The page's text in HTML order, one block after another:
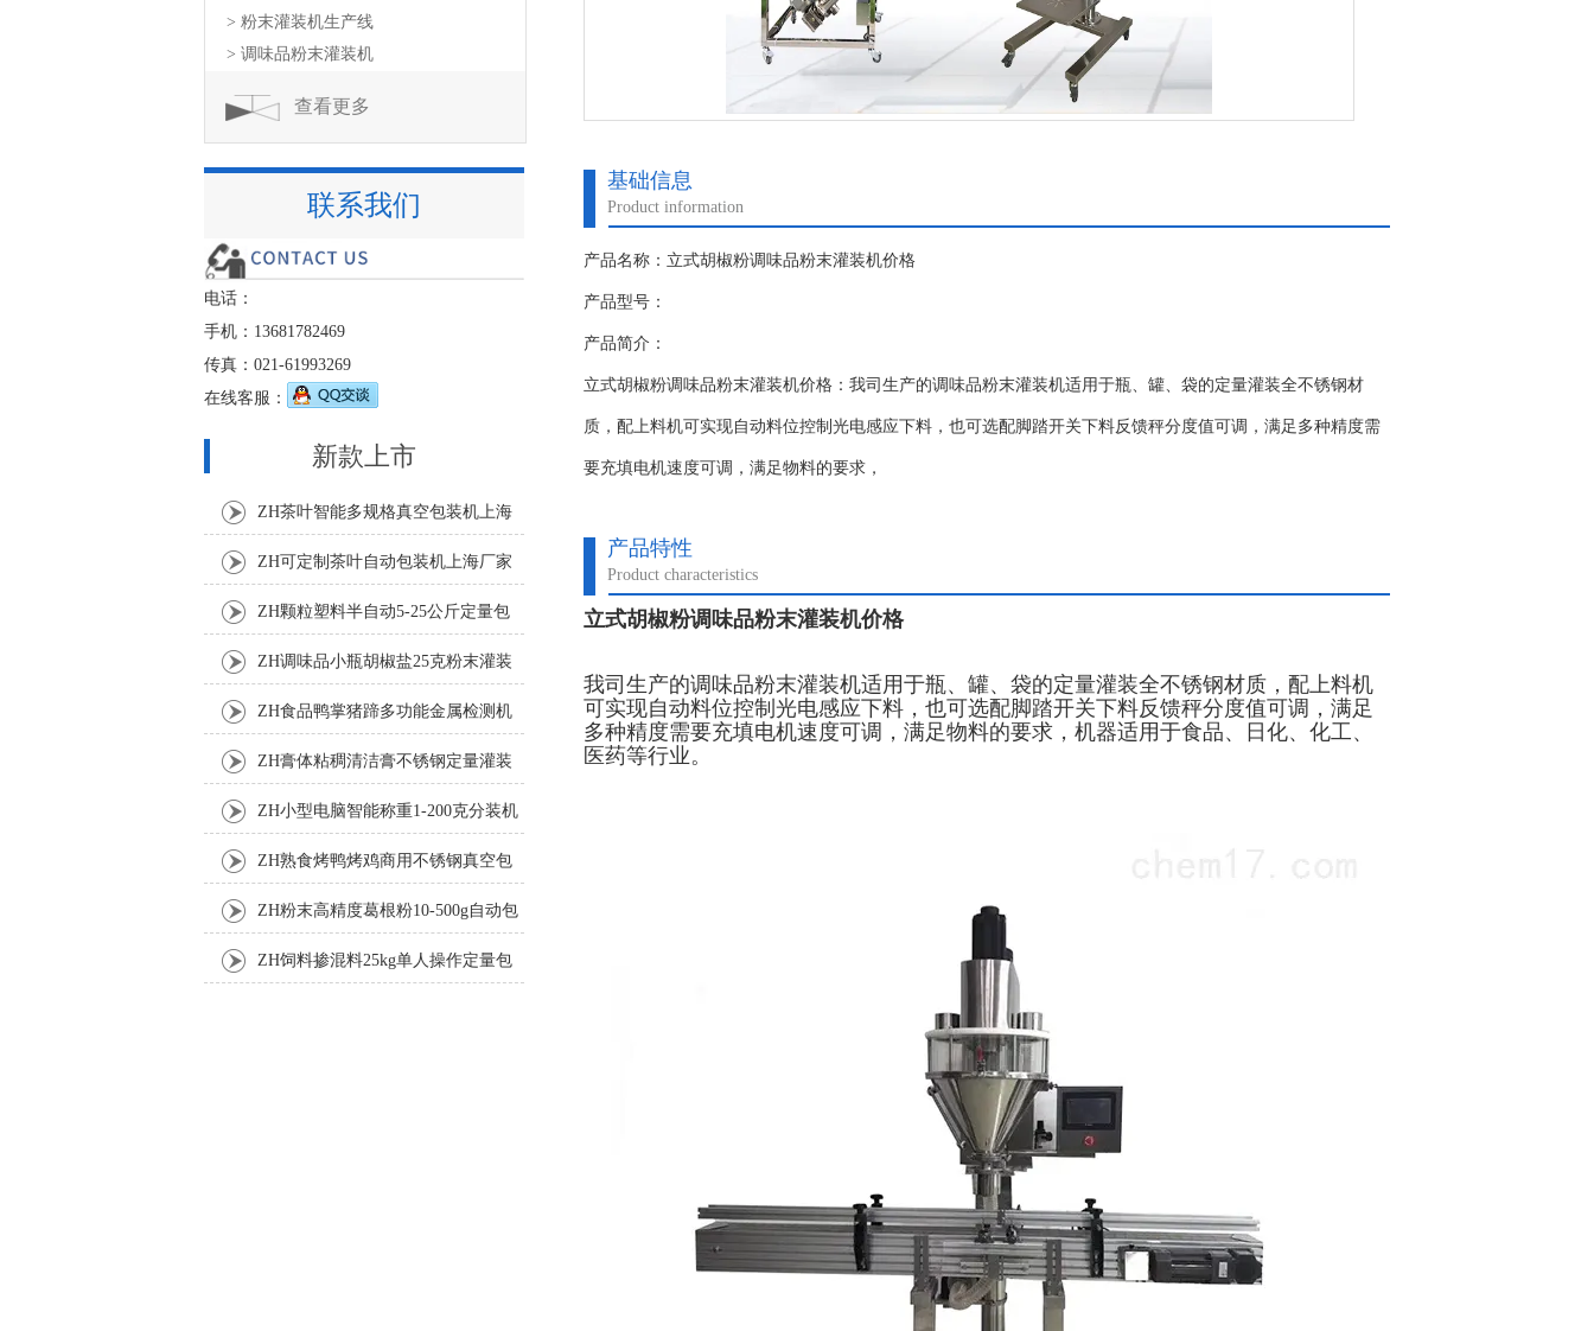
基础信息
Product information
产品名称：立式胡椒粉调味品粉末灌装机价格
产品型号：
产品简介：
立式胡椒粉调味品粉末灌装机价格：我司生产的调味品粉末灌装机适用于瓶、罐、袋的定量灌装全不锈钢材
质，配上料机可实现自动料位控制光电感应下料，也可选配脚踏开关下料反馈秤分度值可调，满足多种精度需
要充填电机速度可调，满足物料的要求，
产品特性
Product characteristics
立式胡椒粉调味品粉末灌装机价格
我司生产的调味品粉末灌装机适用于瓶、罐、袋的定量灌装全不锈钢材质，配上料机
可实现自动料位控制光电感应下料，也可选配脚踏开关下料反馈秤分度值可调，满足
多种精度需要充填电机速度可调，满足物料的要求，机器适用于食品、日化、化工、
医药等行业。
> 粉末灌装机生产线
> 调味品粉末灌装机
查看更多
联系我们
电话：
手机：13681782469
传真：021-61993269
在线客服：
新款上市
ZH茶叶智能多规格真空包装机上海
厂家 ZH可定制茶叶自动包装机上海厂家
ZH颗粒塑料半自动5-25公斤定量包
装机 ZH调味品小瓶胡椒盐25克粉末灌装
ZH食品鸭掌猪蹄多功能金属检测机
ZH膏体粘稠清洁膏不锈钢定量灌装
机厂家 ZH小型电脑智能称重1-200克分装机
ZH熟食烤鸭烤鸡商用不锈钢真空包
装机 ZH粉末高精度葛根粉10-500g自动包
装机 ZH饲料掺混料25kg单人操作定量包